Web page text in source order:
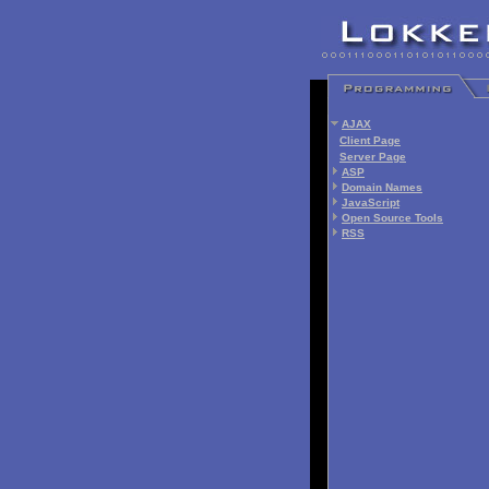
AJAX
Client Page
Server Page
ASP
Domain Names
JavaScript
Open Source Tools
RSS